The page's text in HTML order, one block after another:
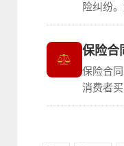
险纠纷
险合同
益、为
死亡保
及无保
同效力
保险合
消费者
“这也不